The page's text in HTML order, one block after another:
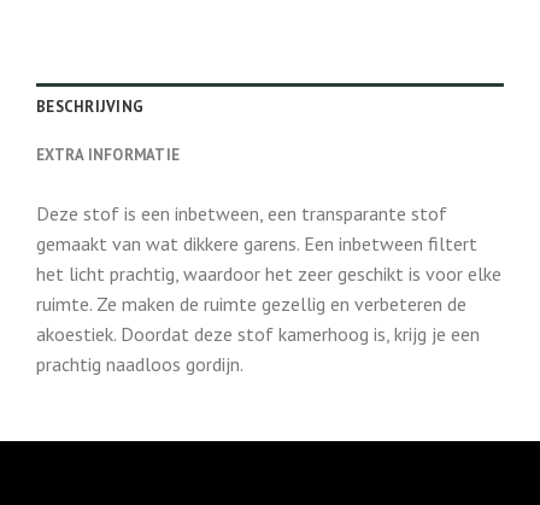
BESCHRIJVING
EXTRA INFORMATIE
Deze stof is een inbetween, een transparante stof
gemaakt van wat dikkere garens. Een inbetween filtert
het licht prachtig, waardoor het zeer geschikt is voor elke
ruimte. Ze maken de ruimte gezellig en verbeteren de
akoestiek. Doordat deze stof kamerhoog is, krijg je een
prachtig naadloos gordijn.